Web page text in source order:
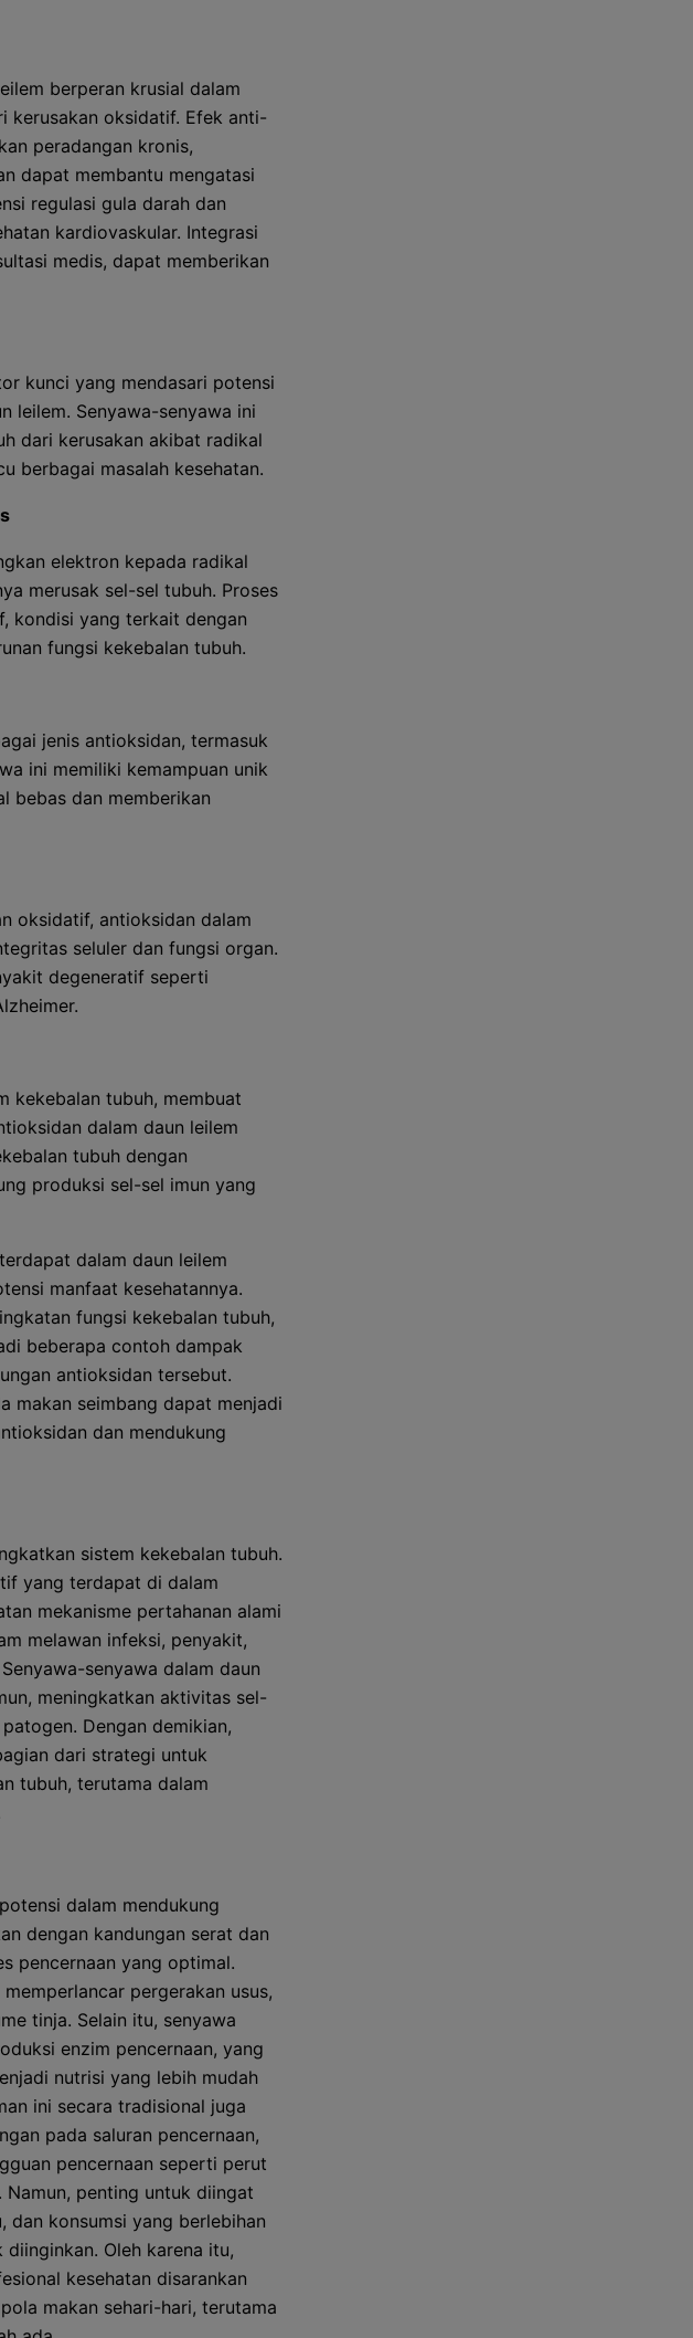
berperan krusial dalam
kerusakan oksidatif. Efek anti-
peradangan kronis,
dapat membantu mengatasi
regulasi gula darah dan
kardiovaskular. Integrasi
medis, dapat memberikan
kunci yang mendasari potensi
leilem. Senyawa-senyawa ini
dari kerusakan akibat radikal
berbagai masalah kesehatan.
elektron kepada radikal
merusak sel-sel tubuh. Proses
kondisi yang terkait dengan
fungsi kekebalan tubuh.
jenis antioksidan, termasuk
ini memiliki kemampuan unik
bebas dan memberikan
oksidatif, antioksidan dalam
seluler dan fungsi organ.
degeneratif seperti
kekebalan tubuh, membuat
dalam daun leilem
tubuh dengan
produksi sel-sel imun yang
dalam daun leilem
manfaat kesehatannya.
fungsi kekebalan tubuh,
beberapa contoh dampak
antioksidan tersebut.
makan seimbang dapat menjadi
dan mendukung
sistem kekebalan tubuh.
yang terdapat di dalam
mekanisme pertahanan alami
melawan infeksi, penyakit,
senyawa dalam daun
meningkatkan aktivitas sel-
Dengan demikian,
dari strategi untuk
tubuh, terutama dalam
dalam mendukung
dengan kandungan serat dan
pencernaan yang optimal.
pergerakan usus,
tinja. Selain itu, senyawa
enzim pencernaan, yang
nutrisi yang lebih mudah
ini secara tradisional juga
pada saluran pencernaan,
pencernaan seperti perut
Namun, penting untuk diingat
konsumsi yang berlebihan
Oleh karena itu,
kesehatan disarankan
makan sehari-hari, terutama